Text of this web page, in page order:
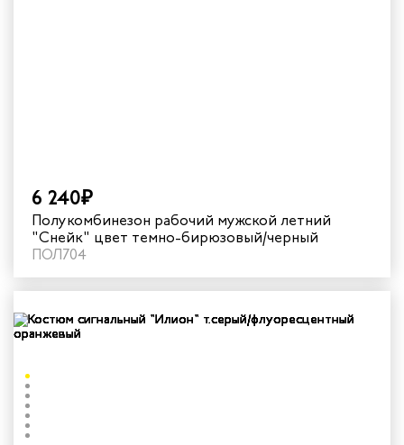
6 240₽
Полукомбинезон рабочий мужской летний
"Снейк" цвет темно-бирюзовый/черный
ПОЛ704